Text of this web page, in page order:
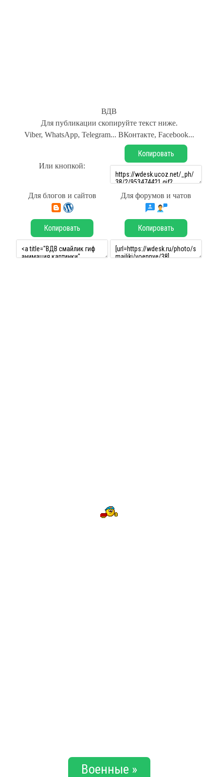
ВДВ
Для публикации скопируйте текст ниже.
Viber, WhatsApp, Telegram... ВКонтакте, Facebook...
Или кнопкой:
Копировать
Для блогов и сайтов Для форумов и чатов
Копировать Копировать
Военные »